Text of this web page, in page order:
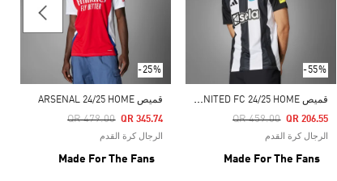
-55%
ق
ميص NEWCASTLE UNITED FC 24/25 HOME
Price Reduced From
QR 459.00
To QR 206.55
الرجال كرة القدم
Made For The Fans
-25%
قميص ARSENAL 24/25 HOME
Price Reduced From
QR 479.00
To QR 345.74
الرجال كرة القدم
Made For The Fans